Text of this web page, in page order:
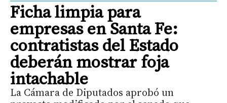
Ficha limpia para
empresas en Santa Fe:
contratistas del Estado
deberán mostrar foja
intachable
La Cámara de Diputados aprobó un